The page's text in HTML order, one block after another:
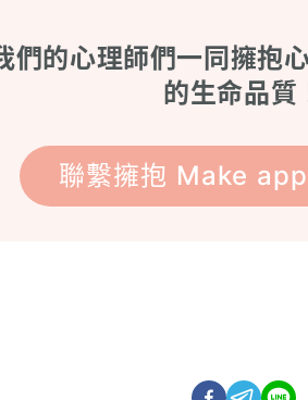
們的心理師們一同擁抱
的生命品質
聯繫擁抱 Make